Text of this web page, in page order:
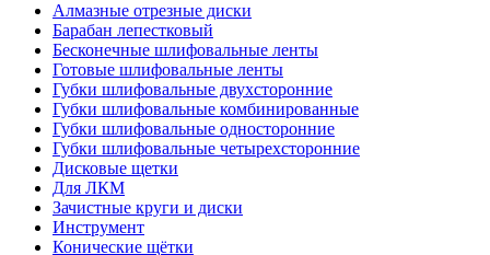
Алмазные отрезные диски
Барабан лепестковый
Бесконечные шлифовальные ленты
Готовые шлифовальные ленты
Губки шлифовальные двухсторонние
Губки шлифовальные комбинированные
Губки шлифовальные односторонние
Губки шлифовальные четырехсторонние
Дисковые щетки
Для ЛКМ
Зачистные круги и диски
Инструмент
Конические щётки